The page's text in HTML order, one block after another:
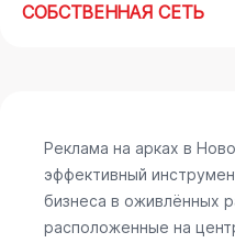
СОБСТВЕННАЯ СЕТЬ
Реклама на арках в
эффективный
бизнеса в оживлённых
расположенные на